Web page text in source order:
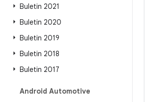
Buletin 2021
Buletin 2020
Buletin 2019
Buletin 2018
Buletin 2017
Android Automotive